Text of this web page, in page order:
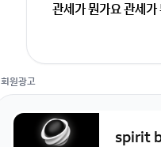
관세가 뭔가요 관세
회원광고
spirit